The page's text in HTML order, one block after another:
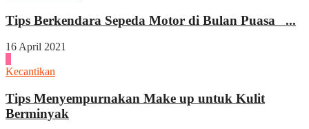
Tips Berkendara Sepeda Motor di Bulan Puasa ...
16 April 2021
Kecantikan
Tips Menyempurnakan Make up untuk Kulit
Berminyak